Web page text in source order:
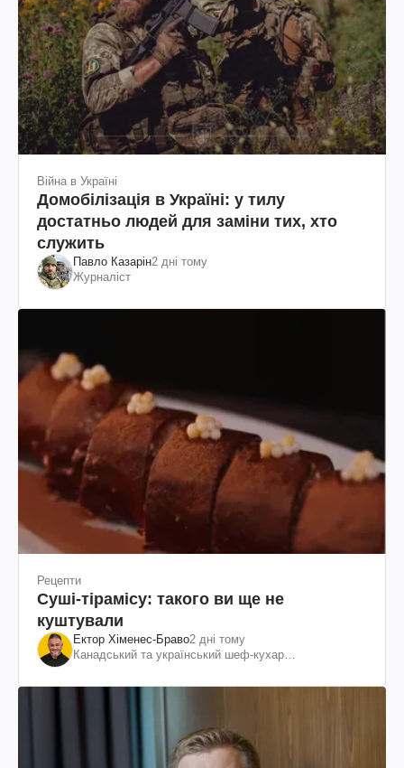
Війна в Україні
Домобілізація в Україні: у тилу
достатньо людей для заміни тих, хто
служить
Павло Казарін2 дні тому
Журналіст
Рецепти
Суші-тірамісу: такого ви ще не
куштували
Ектор Хіменес-Браво2 дні тому
Канадський та український шеф-кухар